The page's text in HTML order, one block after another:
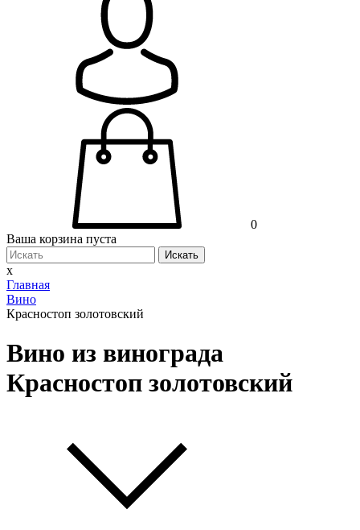
0
Ваша корзина пуста
Искать
x
Главная
Вино
Красностоп золотовский
Вино из винограда
Красностоп золотовский